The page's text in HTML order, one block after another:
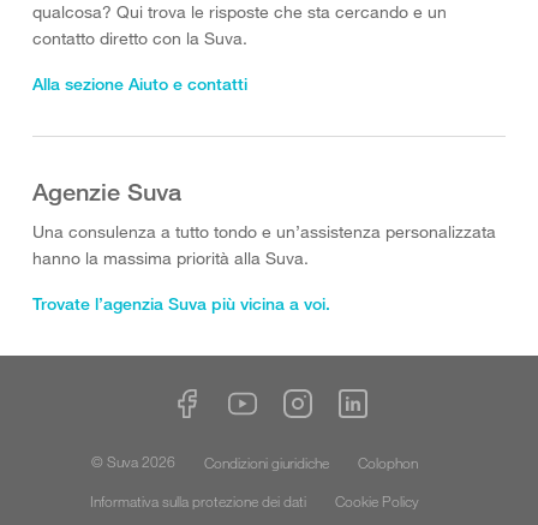
qualcosa? Qui trova le risposte che sta cercando e un
contatto diretto con la Suva.
Alla sezione Aiuto e contatti
Agenzie Suva
Una consulenza a tutto tondo e un’assistenza personalizzata
hanno la massima priorità alla Suva.
Trovate l’agenzia Suva più vicina a voi.
© Suva 2026 Condizioni giuridiche
Colophon
Informativa sulla protezione dei dati
Cookie Policy